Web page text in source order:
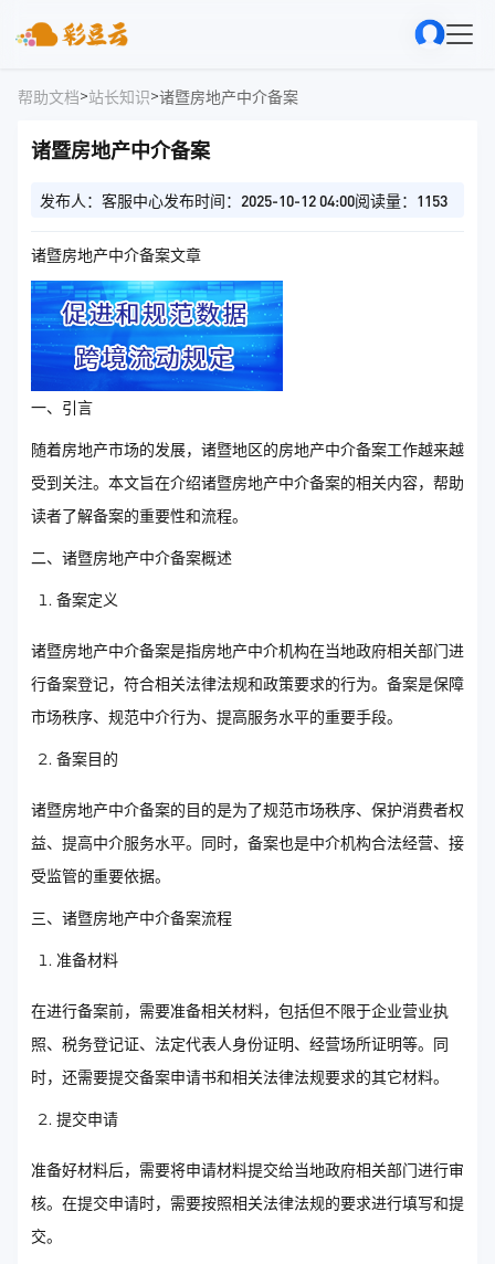
帮助文档>站长知识>诸暨房地产中介备案
诸暨房地产中介备案
发布人：客服中心发布时间：2025-10-12 04:00阅读量：1153
诸暨房地产中介备案文章
一、引言
随着房地产市场的发展，诸暨地区的房地产中介备案工作越来越
受到关注。本文旨在介绍诸暨房地产中介备案的相关内容，帮助
读者了解备案的重要性和流程。
二、诸暨房地产中介备案概述
备案定义
诸暨房地产中介备案是指房地产中介机构在当地政府相关部门进
行备案登记，符合相关法律法规和政策要求的行为。备案是保障
市场秩序、规范中介行为、提高服务水平的重要手段。
备案目的
诸暨房地产中介备案的目的是为了规范市场秩序、保护消费者权
益、提高中介服务水平。同时，备案也是中介机构合法经营、接
受监管的重要依据。
三、诸暨房地产中介备案流程
准备材料
在进行备案前，需要准备相关材料，包括但不限于企业营业执
照、税务登记证、法定代表人身份证明、经营场所证明等。同
时，还需要提交备案申请书和相关法律法规要求的其它材料。
提交申请
准备好材料后，需要将申请材料提交给当地政府相关部门进行审
核。在提交申请时，需要按照相关法律法规的要求进行填写和提
交。